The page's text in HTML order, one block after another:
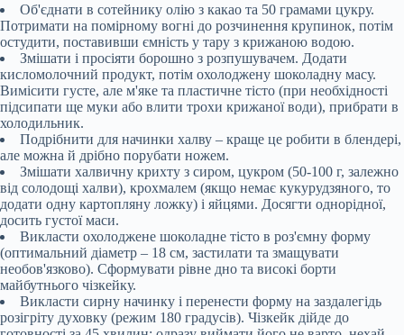
Об'єднати в сотейнику олію з какао та 50 грамами цукру.
Потримати на помірному вогні до розчинення крупинок, потім
остудити, поставивши ємність у тару з крижаною водою.
Змішати і просіяти борошно з розпушувачем. Додати
кисломолочний продукт, потім охолоджену шоколадну масу.
Вимісити густе, але м'яке та пластичне тісто (при необхідності
підсипати ще муки або влити трохи крижаної води), прибрати в
холодильник.
Подрібнити для начинки халву – краще це робити в блендері,
але можна й дрібно порубати ножем.
Змішати халвичну крихту з сиром, цукром (50-100 г, залежно
від солодощі халви), крохмалем (якщо немає кукурудзяного, то
додати одну картопляну ложку) і яйцями. Досягти однорідної,
досить густої маси.
Викласти охолоджене шоколадне тісто в роз'ємну форму
(оптимальний діаметр – 18 см, застилати та змащувати
необов'язково). Сформувати рівне дно та високі борти
майбутнього чізкейку.
Викласти сирну начинку і перенести форму на заздалегідь
розігріту духовку (режим 180 градусів). Чізкейк дійде до